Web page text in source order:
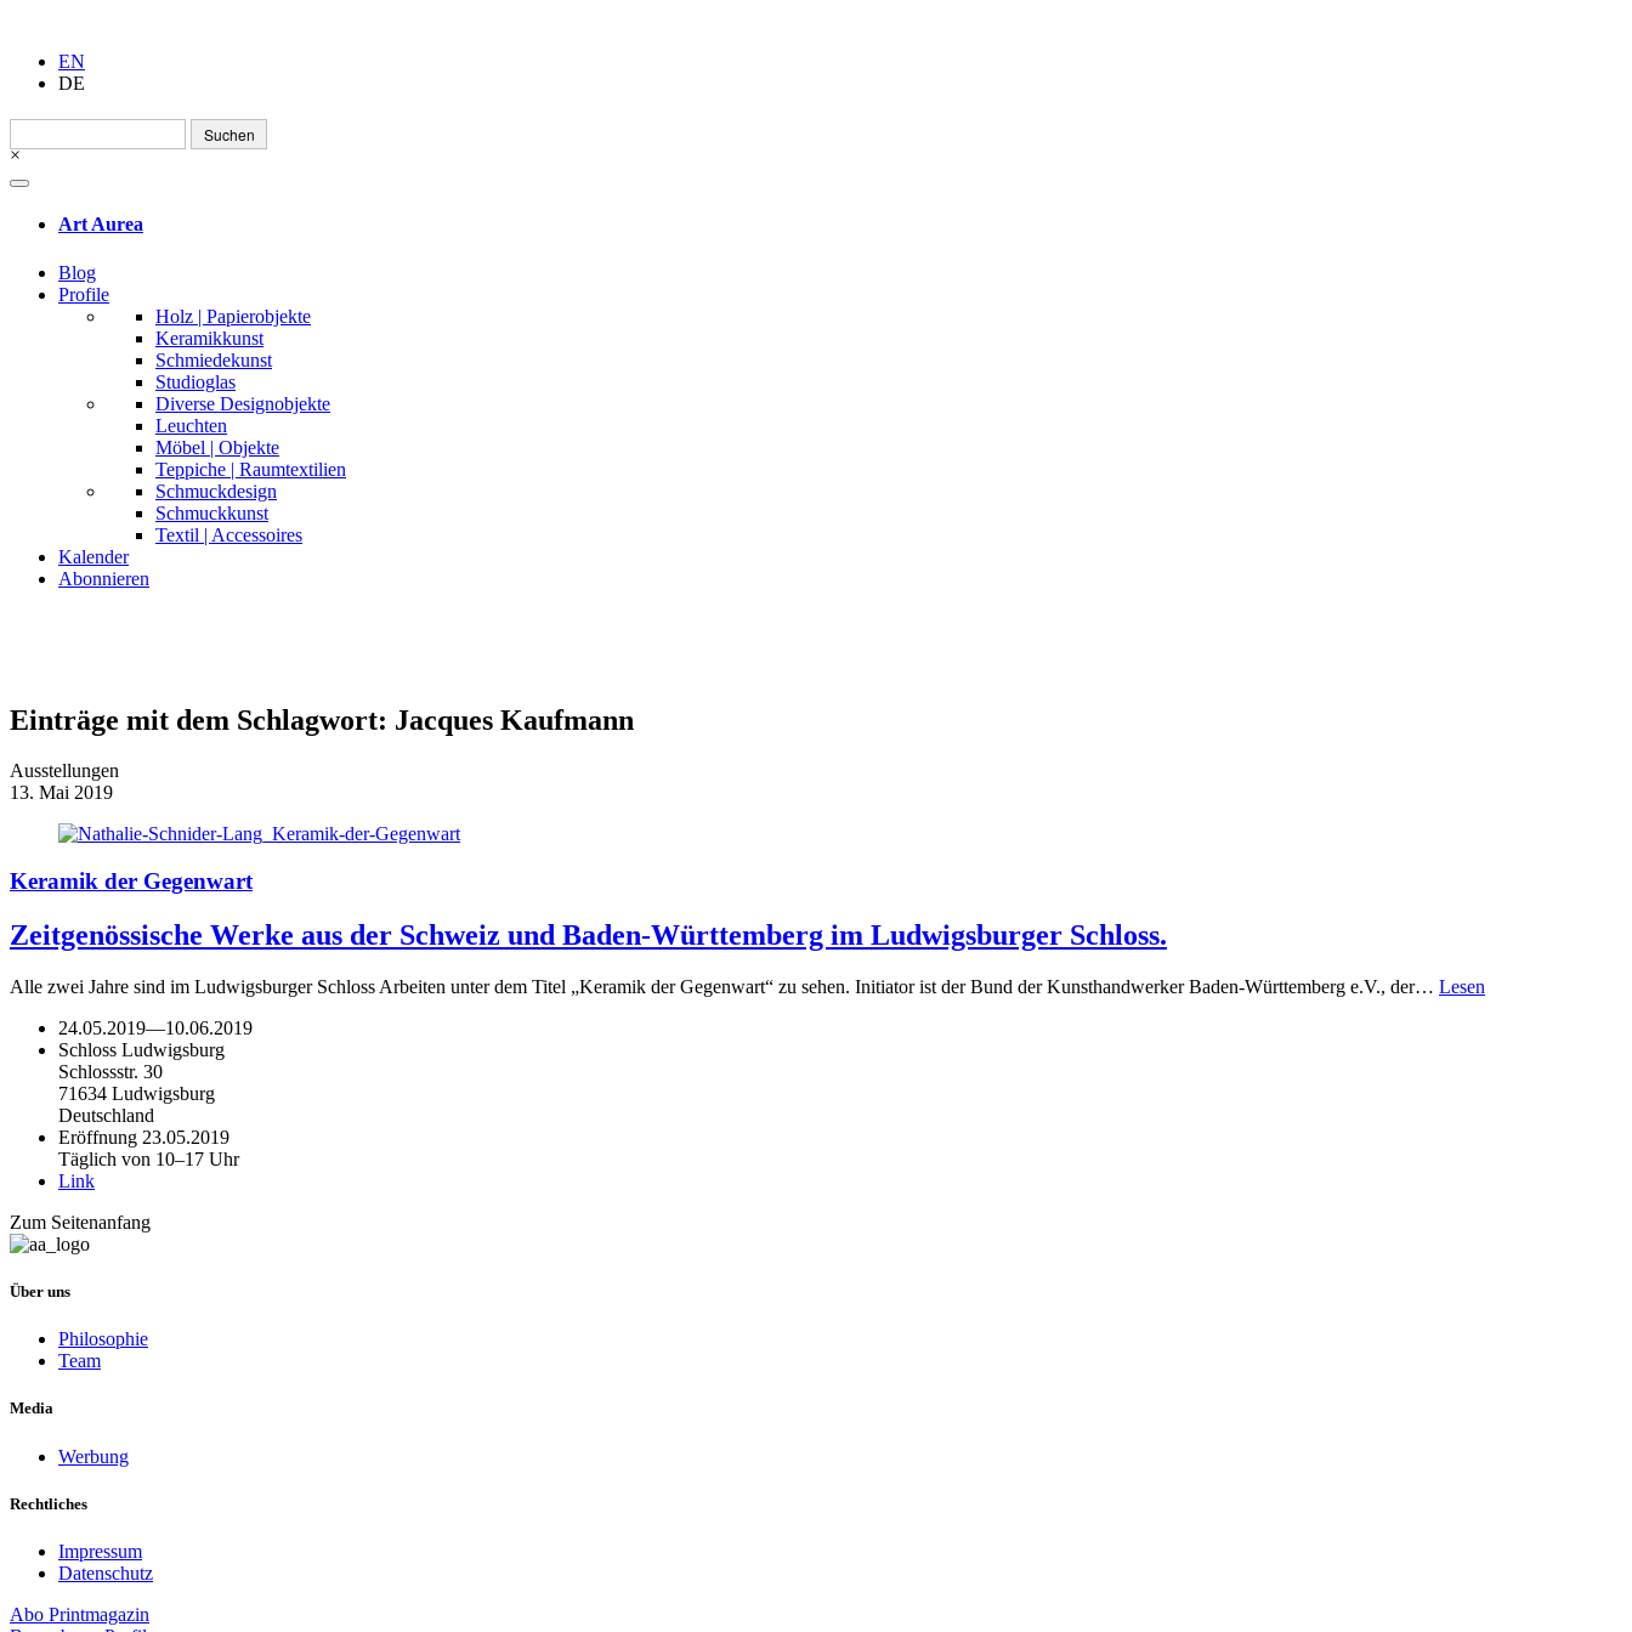
EN
DE
Suchen
nach:
×
Art Aurea
Blog
Profile
Holz | Papierobjekte
Keramikkunst
Schmiedekunst
Studioglas
Diverse Designobjekte
Leuchten
Möbel | Objekte
Teppiche | Raumtextilien
Schmuckdesign
Schmuckkunst
Textil | Accessoires
Kalender
Abonnieren
Einträge mit dem Schlagwort: Jacques Kaufmann
Ausstellungen
13. Mai 2019
Keramik der Gegenwart
Zeitgenössische Werke aus der Schweiz und Baden-Württemberg im Ludwigsburger Schloss.
Alle zwei Jahre sind im Ludwigsburger Schloss Arbeiten unter dem Titel „Keramik der Gegenwart“ zu sehen. Initiator ist der Bund der Kunsthandwerker Baden-Württemberg e.V., der… Lesen
24.05.2019—10.06.2019
Schloss Ludwigsburg
Schlossstr. 30
71634 Ludwigsburg
Deutschland
Eröffnung 23.05.2019
Täglich von 10–17 Uhr
Link
Zum Seitenanfang
Über uns
Philosophie
Team
Media
Werbung
Rechtliches
Impressum
Datenschutz
Abo Printmagazin